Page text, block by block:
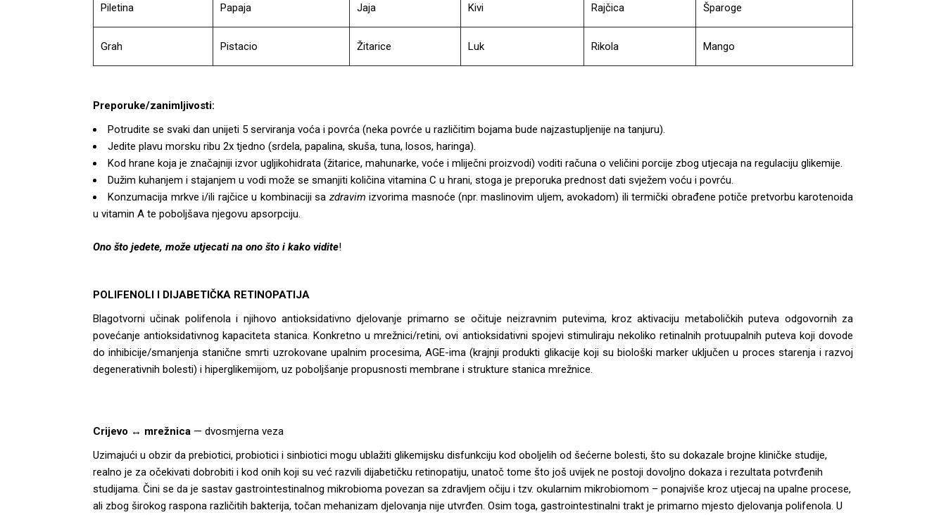
Piletina Papaja Jaja Kivi Rajčica Šparoge
Grah Pistacio Žitarice Luk Rikola Mango
Preporuke/zanimljivosti:
Potrudite se svaki dan unijeti 5 serviranja voća i povrća (neka povrće u različitim bojama bude najzastupljenije na tanjuru).
Jedite plavu morsku ribu 2x tjedno (srdela, papalina, skuša, tuna, losos, haringa).
Kod hrane koja je značajniji izvor ugljikohidrata (žitarice, mahunarke, voće i mliječni proizvodi) voditi računa o veličini porcije zbog utjecaja na regulaciju glikemije.
Dužim kuhanjem i stajanjem u vodi može se smanjiti količina vitamina C u hrani, stoga je preporuka prednost dati svježem voću i povrću.
Konzumacija mrkve i/ili rajčice u kombinaciji sa zdravim izvorima masnoće (npr. maslinovim uljem, avokadom) ili termički obrađene potiče pretvorbu karotenoida
u vitamin A te poboljšava njegovu apsorpciju.
Ono što jedete, može utjecati na ono što i kako vidite!
POLIFENOLI I DIJABETIČKA RETINOPATIJA
Blagotvorni učinak polifenola i njihovo antioksidativno djelovanje primarno se očituje neizravnim putevima, kroz aktivaciju metaboličkih puteva odgovornih za
povećanje antioksidativnog kapaciteta stanica. Konkretno u mrežnici/retini, ovi antioksidativni spojevi stimuliraju nekoliko retinalnih protuupalnih puteva koji dovode
do inhibicije/smanjenja stanične smrti uzrokovane upalnim procesima, AGE-ima (krajnji produkti glikacije koji su biološki marker uključen u proces starenja i razvoj
degenerativnih bolesti) i hiperglikemijom, uz poboljšanje propusnosti membrane i strukture stanica mrežnice.
Crijevo ↔ mrežnica — dvosmjerna veza
Uzimajući u obzir da prebiotici, probiotici i sinbiotici mogu ublažiti glikemijsku disfunkciju kod oboljelih od šećerne bolesti, što su dokazale brojne kliničke studije,
realno je za očekivati dobrobiti i kod onih koji su već razvili dijabetičku retinopatiju, unatoč tome što još uvijek ne postoji dovoljno dokaza i rezultata potvrđenih
studijama. Čini se da je sastav gastrointestinalnog mikrobioma povezan sa zdravljem očiju i tzv. okularnim mikrobiomom – ponajviše kroz utjecaj na upalne procese,
ali zbog širokog raspona različitih bakterija, točan mehanizam djelovanja nije utvrđen. Osim toga, gastrointestinalni trakt je primarno mjesto djelovanja polifenola. U